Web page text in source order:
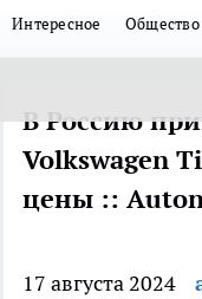
Интересное Общество
В Россию
Volkswagen
цены ::
17 августа 2024